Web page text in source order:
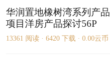
华润置地橡树湾系列产
项目洋房产品探讨56P
13361 阅读 · 6420 下载 · 0.00云币